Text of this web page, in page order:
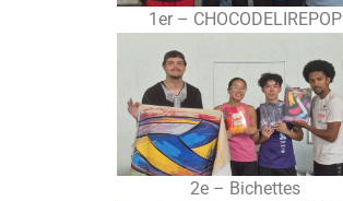
1er – CHOCODELIREPOP
2e – Bichettes